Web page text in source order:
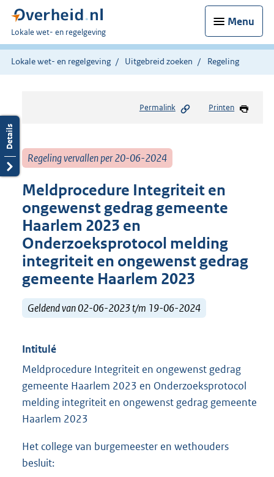
Menu
U
bent
hier:
Lokale wet- en regelgeving
Lokale wet- en regelgeving Uitgebreid zoeken Regeling
Permalink Printen
Regeling vervallen per 20-06-2024
Meldprocedure Integriteit en
ongewenst gedrag gemeente
Haarlem 2023 en
Onderzoeksprotocol melding
integriteit en ongewenst gedrag
gemeente Haarlem 2023
Geldend van 02-06-2023 t/m 19-06-2024
Intitulé
Meldprocedure Integriteit en ongewenst gedrag
gemeente Haarlem 2023 en Onderzoeksprotocol
melding integriteit en ongewenst gedrag gemeente
Haarlem 2023
Het college van burgemeester en wethouders
besluit: